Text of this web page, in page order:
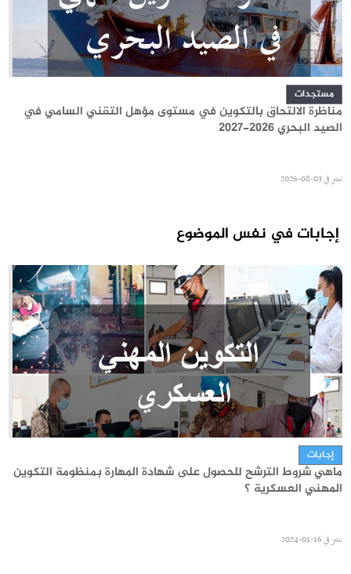
مستجدات
مناظرة الالتحاق بالتكوين في مستوى مؤهل التقني السامي في
الصيد البحري 2026-2027
نشر في03-08-2026
مستجدات
بلاغ مشترك حول التكوين المهني في المجالات شبه الطبية
نشر في01-08-2026
إجابات في نفس الموضوع
إجابات
ماهي شروط الترشح للحصول على شهادة المهارة بمنظومة التكوين
المهني العسكرية ؟
نشر في16-01-2024